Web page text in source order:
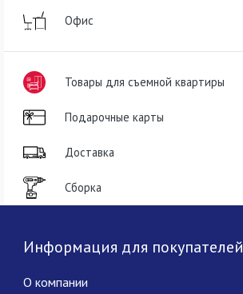
Офис
Товары для съемной квартиры
Подарочные карты
Доставка
Сборка
Информация для покупателей
О компании